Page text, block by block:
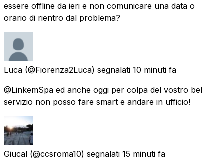
essere offline da ieri e non comunicare una data o
orario di rientro dal problema?
Luca (@Fiorenza2Luca) segnalati 10 minuti fa
@LinkemSpa ed anche oggi per colpa del vostro bel
servizio non posso fare smart e andare in ufficio!
Giucal (@ccsroma10) segnalati 15 minuti fa